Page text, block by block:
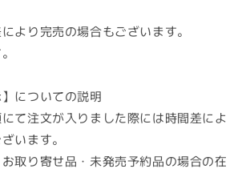
オ
より完売の場合もございます。
についての説明
て注文が入りました際には時間差によ
います。
取り寄せ品・未発売予約品の場合の在